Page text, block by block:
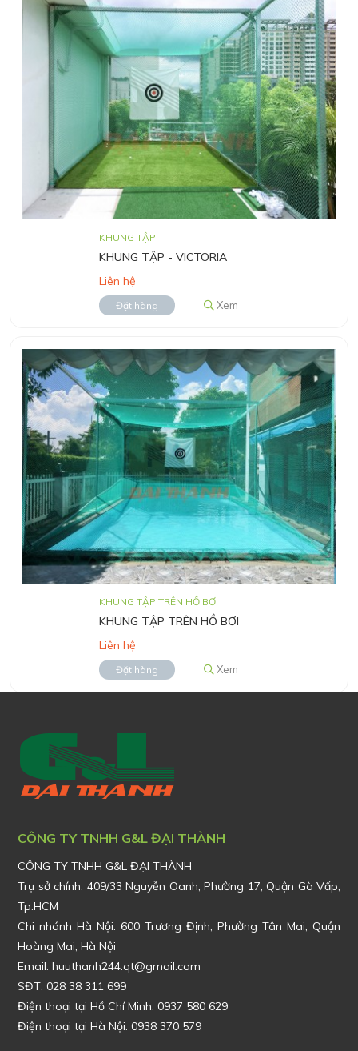
KHUNG TẬP
KHUNG TẬP - VICTORIA
Liên hệ
Đặt hàng Xem
KHUNG TẬP TRÊN HỒ BƠI
KHUNG TẬP TRÊN HỒ BƠI
Liên hệ
Đặt hàng Xem
CÔNG TY TNHH G&L ĐẠI THÀNH
CÔNG TY TNHH G&L ĐẠI THÀNH
Trụ sở chính: 409/33 Nguyễn Oanh, Phường 17, Quận Gò Vấp,
Tp.HCM
Chi nhánh Hà Nội: 600 Trương Định, Phường Tân Mai, Quận
Hoàng Mai, Hà Nội
Email: huuthanh244.qt@gmail.com
SĐT: 028 38 311 699
Điện thoại tại Hồ Chí Minh: 0937 580 629
Điện thoại tại Hà Nội: 0938 370 579